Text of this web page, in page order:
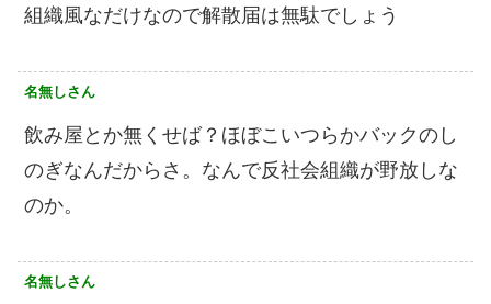
組織風なだけなので解散届は無駄でしょう
名無しさん
飲み屋とか無くせば？ほぼこいつらかバックのし
のぎなんだからさ。なんで反社会組織が野放しな
のか。
名無しさん